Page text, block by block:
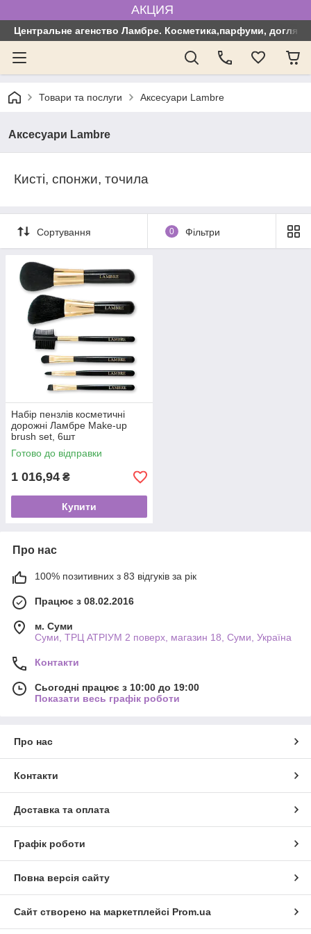
АКЦИЯ
Центральне агенство Ламбре. Косметика,парфуми, догляд
Товари та послуги Аксесуари Lambre
Аксесуари Lambre
Кисті, спонжи, точила
Сортування 0 Фільтри
Набір пензлів косметичні
дорожні Ламбре Make-up
brush set, 6шт
Готово до відправки
1 016,94 ₴
Купити
Про нас
100% позитивних з 83 відгуків за рік
Працює з 08.02.2016
м. Суми
Суми, ТРЦ АТРІУМ 2 поверх, магазин 18, Суми, Україна
Контакти
Сьогодні працює з 10:00 до 19:00
Показати весь графік роботи
Про нас
Контакти
Доставка та оплата
Графік роботи
Повна версія сайту
Сайт створено на маркетплейсі Prom.ua